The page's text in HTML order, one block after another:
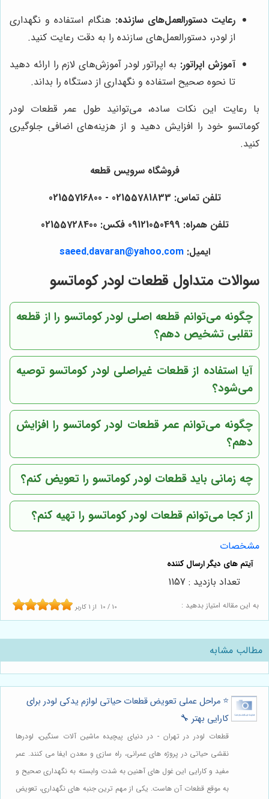
رعایت دستورالعمل‌های سازنده: هنگام استفاده و نگهداری
از لودر، دستورالعمل‌های سازنده را به دقت رعایت کنید.
آموزش اپراتور: به اپراتور لودر آموزش‌های لازم را ارائه دهید
تا نحوه صحیح استفاده و نگهداری از دستگاه را بداند.
با رعایت این نکات ساده، می‌توانید طول عمر قطعات لودر
کوماتسو خود را افزایش دهید و از هزینه‌های اضافی جلوگیری
کنید.
فروشگاه سرویس قطعه
تلفن تماس: 02155781833 - 02155716800
تلفن همراه: 09121050499 فکس: 02155728400
ایمیل:saeed.davaran@yahoo.com
سوالات متداول قطعات لودر کوماتسو
چگونه می‌توانم قطعه اصلی لودر کوماتسو را از قطعه
تقلبی تشخیص دهم؟
آیا استفاده از قطعات غیراصلی لودر کوماتسو توصیه
می‌شود؟
چگونه می‌توانم عمر قطعات لودر کوماتسو را افزایش
دهم؟
چه زمانی باید قطعات لودر کوماتسو را تعویض کنم؟
از کجا می‌توانم قطعات لودر کوماتسو را تهیه کنم؟
مشخصات
به این مقاله امتیاز بدهید : 10 / 10 از 1 کاربر
تعداد بازدید : 1157
مطالب مشابه
⭐️ مراحل عملی تعویض قطعات حیاتی لوازم یدکی لودر برای
کارایی بهتر 🔧
قطعات لودر در تهران - در دنیای پیچیده ماشین آلات سنگین، لودرها
نقشی حیاتی در پروژه های عمرانی، راه سازی و معدن ایفا می کنند. عمر
مفید و کارایی این غول های آهنین به شدت وابسته به نگهداری صحیح و
به موقع قطعات آن هاست. یکی از مهم ترین جنبه های نگهداری، تعویض